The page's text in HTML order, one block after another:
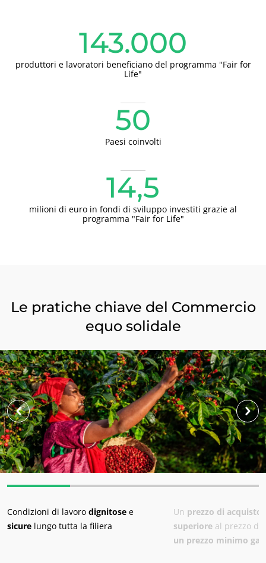
America
Messico (spagnolo)
(francese)
Portogallo (portoghese)
Romania (rumeno)
Serbia (serbo)
Spagna (spagnolo)
Svizzera (tedesco)
Turchia (turco)
143.000
produttori e lavoratori beneficiano del programma "Fair for
Life"
50
Paesi coinvolti
14,5
milioni di euro in fondi di sviluppo investiti grazie al
programma "Fair for Life"
Le pratiche chiave del Commercio
equo solidale
Condizioni di lavoro dignitose e
sicure lungo tutta la filiera
Un prezzo di acquisto
superiore al prezzo di
un prezzo minimo